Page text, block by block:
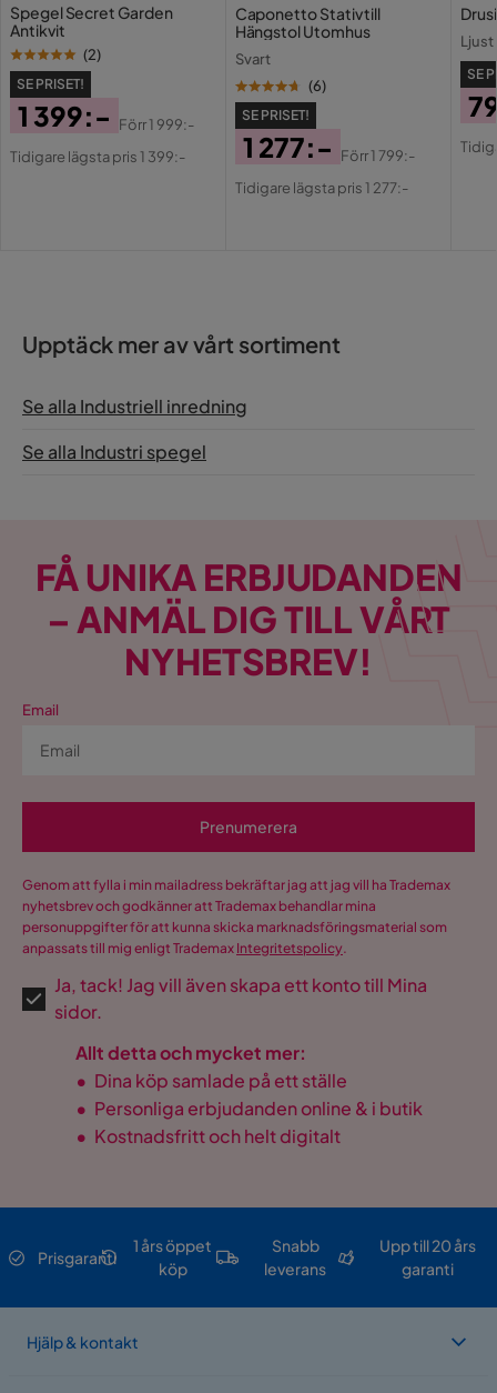
Spegel Secret Garden
Antikvit
(2)
SE PRISET!
Pris
1 399:-
Original
Förr1 999:-
Tidigare lägsta pris 1 399:-
Caponetto Stativ till
Hängstol Utomhus
Svart
(6)
SE PRISET!
Pris
1 277:-
Original
Förr1 799:-
Tidigare lägsta pris 1 277:-
SE
Upptäck mer av vårt sortiment
Se alla Industriell inredning
Se alla Industri spegel
FÅ UNIKA ERBJUDANDEN
– ANMÄL DIG TILL VÅRT
NYHETSBREV!
Email
Prenumerera
Genom att fylla i min mailadress bekräftar jag att jag vill ha Trademax
nyhetsbrev och godkänner att Trademax behandlar mina
personuppgifter för att kunna skicka marknadsföringsmaterial som
anpassats till mig enligt Trademax Integritetspolicy.
Ja, tack! Jag vill även skapa ett konto till Mina
sidor.
Allt detta och mycket mer:
• Dina köp samlade på ett ställe
• Personliga erbjudanden online & i butik
• Kostnadsfritt och helt digitalt
Prisgaranti
1 års öppet
köp
Snabb
leverans
Upp till 20 års
garanti
Hjälp & kontakt